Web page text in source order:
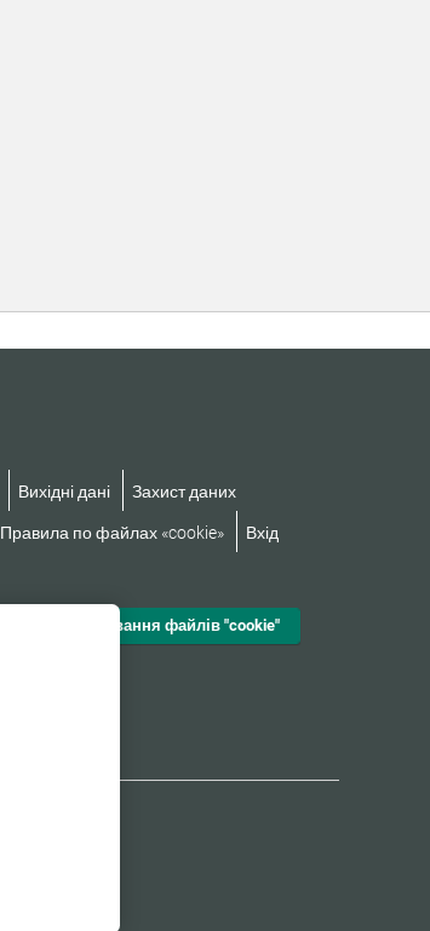
Вихідні дані Захист даних
Правила по файлах «cookie» Вхід
Налаштування файлів "cookie"